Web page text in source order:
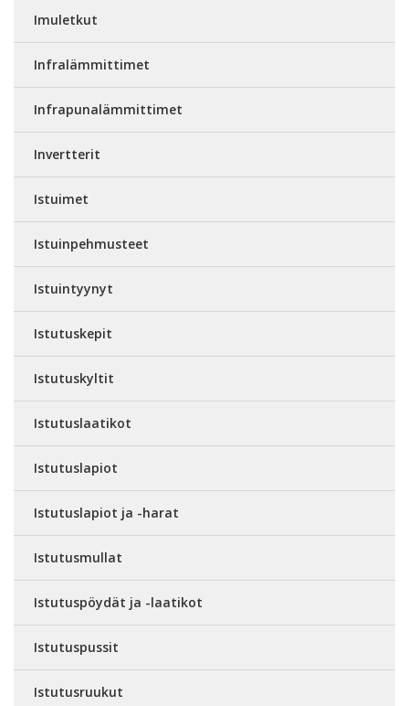
Imuletkut
Infralämmittimet
Infrapunalämmittimet
Invertterit
Istuimet
Istuinpehmusteet
Istuintyynyt
Istutuskepit
Istutuskyltit
Istutuslaatikot
Istutuslapiot
Istutuslapiot ja -harat
Istutusmullat
Istutuspöydät ja -laatikot
Istutuspussit
Istutusruukut